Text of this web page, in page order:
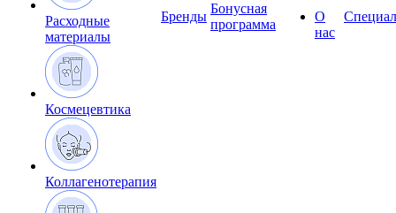
Расходные
материалы
Космецевтика
Коллагенотерапия
Бренды
Бонусная
программа
О
нас